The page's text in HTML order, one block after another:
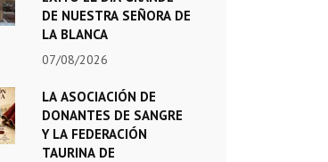
DE NUESTRA SEÑORA DE
LA BLANCA
07/08/2026
LA ASOCIACIÓN DE
DONANTES DE SANGRE
Y LA FEDERACIÓN
TAURINA DE